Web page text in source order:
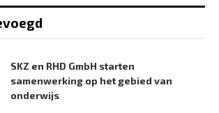
SKZ en RHD GmbH starten
samenwerking op het gebied van
onderwijs